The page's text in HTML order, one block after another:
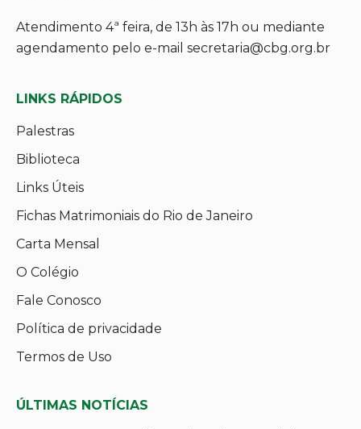
Atendimento 4ª feira, de 13h às 17h ou mediante
agendamento pelo e-mail secretaria@cbg.org.br
LINKS RÁPIDOS
Palestras
Biblioteca
Links Úteis
Fichas Matrimoniais do Rio de Janeiro
Carta Mensal
O Colégio
Fale Conosco
Política de privacidade
Termos de Uso
ÚLTIMAS NOTÍCIAS